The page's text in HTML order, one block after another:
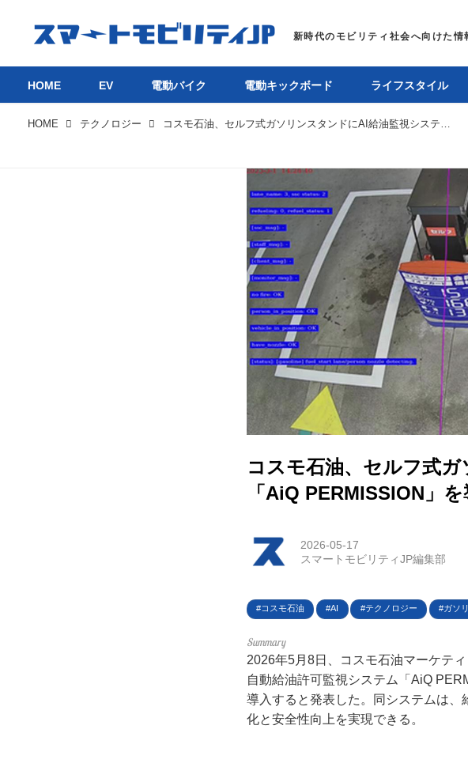
HOME
EV
電動キックボード
テクノロジー
このメディアについて
利用規約
プライバシーポリシー
HOME EV 電動バイク 電動キックボード ライフスタイル
HOME テクノロジー コスモ石油、セルフ式ガソリンスタンドにAI給油監視システム「AiQ PERMISSION」を導入開始
コスモ石油、セルフ式
「AiQ PERMISSION」
2026-05-17
スマートモビリティJP編集部
コスモ石油 AI テクノロジー ガソ
2026年5月8日、コスモ石油マーケテ
自動給油許可監視システム「AiQ
導入すると発表した。同システムは、
化と安全性向上を実現できる。